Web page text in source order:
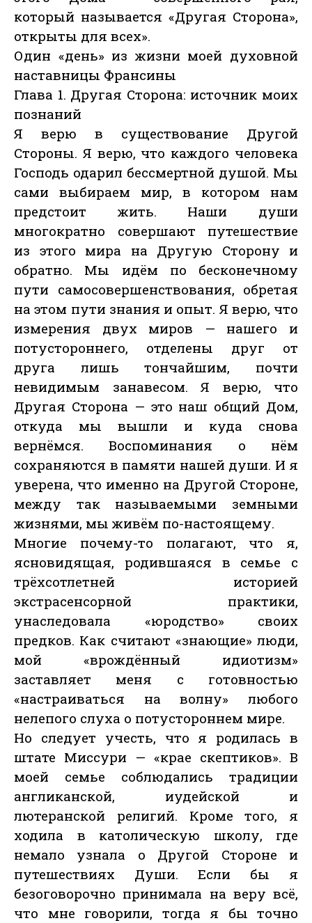
который называется «Другая Сторона»,
открыты для всех».
Один «день» из жизни моей духовной
наставницы Франсины
Глава 1. Другая Сторона: источник моих
познаний
Я верю в существование Другой
Стороны. Я верю, что каждого человека
Господь одарил бессмертной душой. Мы
сами выбираем мир, в котором нам
предстоит жить. Наши души
многократно совершают путешествие
из этого мира на Другую Сторону и
обратно. Мы идём по бесконечному
пути самосовершенствования, обретая
на этом пути знания и опыт. Я верю, что
измерения двух миров — нашего и
потустороннего, отделены друг от
друга лишь тончайшим, почти
невидимым занавесом. Я верю, что
Другая Сторона — это наш общий Дом,
откуда мы вышли и куда снова
вернёмся. Воспоминания о нём
сохраняются в памяти нашей души. И я
уверена, что именно на Другой Стороне,
между так называемыми земными
жизнями, мы живём по-настоящему.
Многие почему-то полагают, что я,
ясновидящая, родившаяся в семье с
трёхсотлетней историей
экстрасенсорной практики,
унаследовала «юродство» своих
предков. Как считают «знающие» люди,
мой «врождённый идиотизм»
заставляет меня с готовностью
«настраиваться на волну» любого
нелепого слуха о потустороннем мире.
Но следует учесть, что я родилась в
штате Миссури — «крае скептиков». В
моей семье соблюдались традиции
англиканской, иудейской и
лютеранской религий. Кроме того, я
ходила в католическую школу, где
немало узнала о Другой Стороне и
путешествиях Души. Если бы я
безоговорочно принимала на веру всё,
что мне говорили, тогда я бы точно